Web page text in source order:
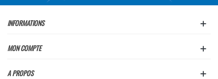
INFORMATIONS
MON COMPTE
A PROPOS